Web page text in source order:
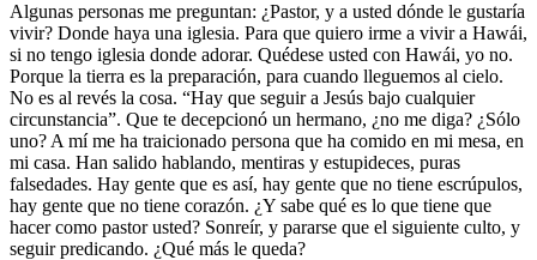
Algunas personas me preguntan: ¿Pastor, y a usted dónde le gustaría
vivir? Donde haya una iglesia. Para que quiero irme a vivir a Hawái,
si no tengo iglesia donde adorar. Quédese usted con Hawái, yo no.
Porque la tierra es la preparación, para cuando lleguemos al cielo.
No es al revés la cosa. “Hay que seguir a Jesús bajo cualquier
circunstancia”. Que te decepcionó un hermano, ¿no me diga? ¿Sólo
uno? A mí me ha traicionado persona que ha comido en mi mesa, en
mi casa. Han salido hablando, mentiras y estupideces, puras
falsedades. Hay gente que es así, hay gente que no tiene escrúpulos,
hay gente que no tiene corazón. ¿Y sabe qué es lo que tiene que
hacer como pastor usted? Sonreír, y pararse que el siguiente culto, y
seguir predicando. ¿Qué más le queda?